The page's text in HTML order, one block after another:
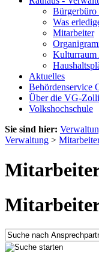
Bürgerbüro
Was
Mitarbeiter
Kulturraum
Aktuelles
Behördenservice
Über die VG-
Volkshochschule
Sie sind hier:
Verwaltung >